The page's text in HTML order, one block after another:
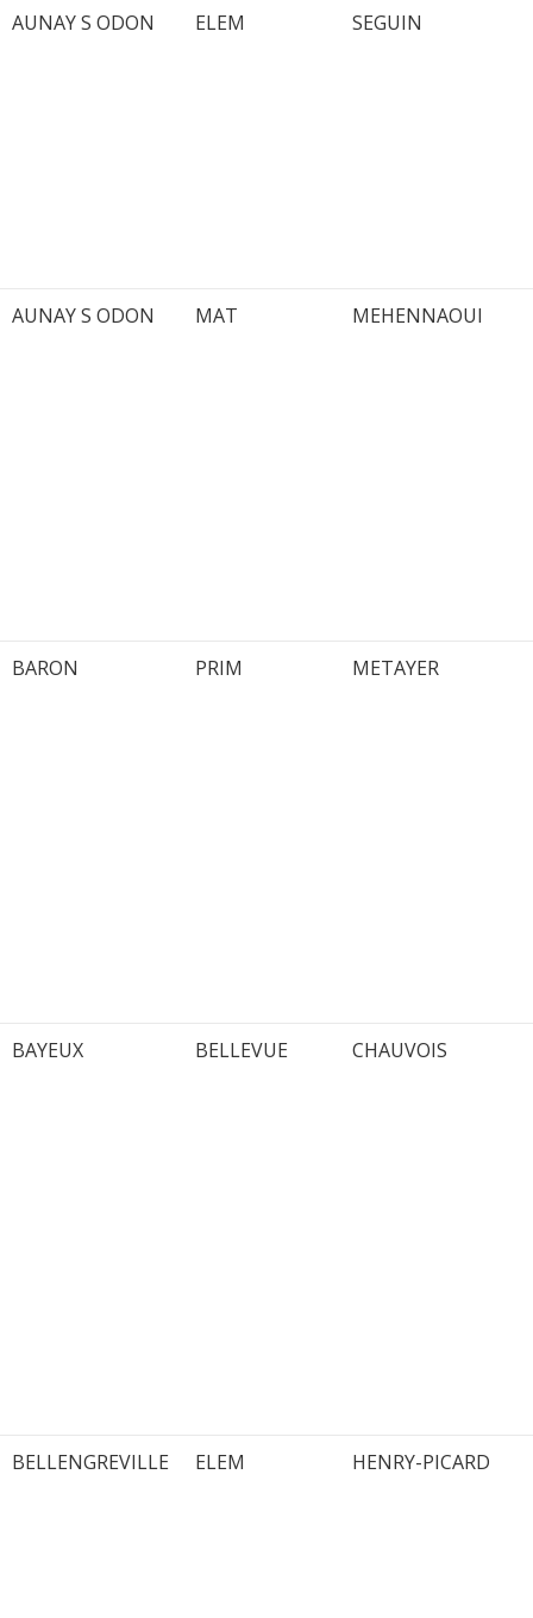
AUNAY S ODON ELEM SEGUIN
AUNAY S ODON MAT MEHENNAOUI
BARON PRIM METAYER
BAYEUX BELLEVUE CHAUVOIS
BELLENGREVILLE ELEM HENRY-PICARD